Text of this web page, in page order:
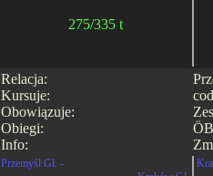
275/335 t
Relacja:
Kursuje:
Obowiązuje:
Obiegi:
Info:
Przemyśl Gł. -